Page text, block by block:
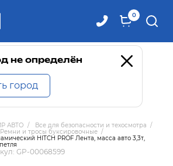
0
не определён
город
АВТО / Все для безопасности и техосмотра /
Ремни и тросы буксировочные /
HITCH PROF Лента, масса авто 3,3т,
GP-00068599